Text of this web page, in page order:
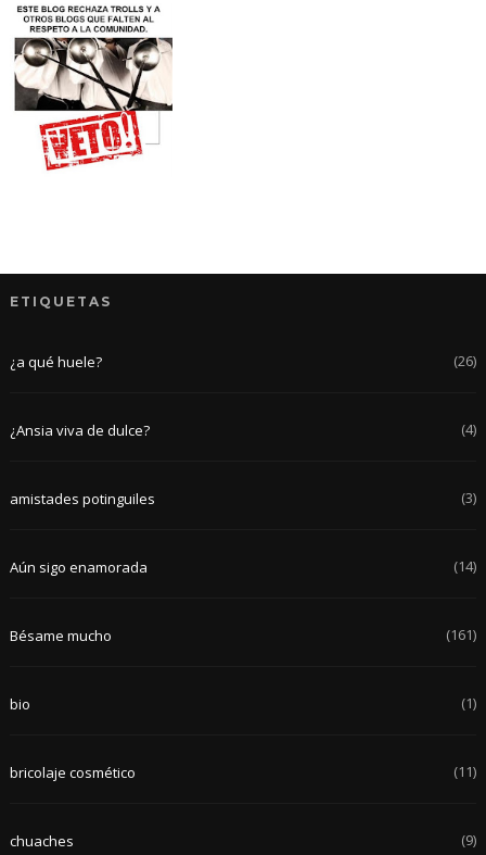
ETIQUETAS
¿a qué huele? (26)
¿Ansia viva de dulce? (4)
amistades potinguiles (3)
Aún sigo enamorada (14)
Bésame mucho (161)
bio (1)
bricolaje cosmético (11)
chuaches (9)